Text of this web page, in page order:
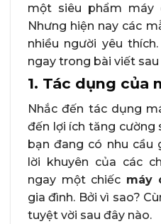
một siêu phẩm
Nhưng hiện nay các
nhiều người yêu
ngay trong bài viết sau
1. Tác dụng của
Nhắc đến tác dụng
đến lợi ích tăng cường
bạn đang có nhu cầu
lời khuyên của các
ngay một chiếc máy
gia đình. Bởi vì sao?
tuyệt vời sau đây nào.